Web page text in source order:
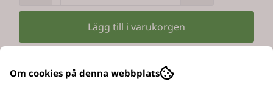
Lägg till i varukorgen
Om cookies på denna webbplats